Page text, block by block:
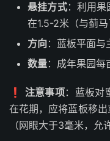
悬挂方式：利用果
在1.5-2米（与蓟马
方向：蓝板平面与
数量：成年果园
❗ 注意事项：蓝板对
在花期，应将蓝板移
（网眼大于3毫米，允